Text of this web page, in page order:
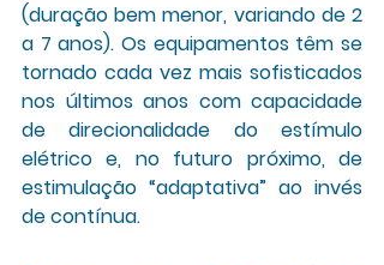
(duração bem menor, variando de 2
a 7 anos). Os equipamentos têm se
tornado cada vez mais sofisticados
nos últimos anos com capacidade
de direcionalidade do estímulo
elétrico e, no futuro próximo, de
estimulação “adaptativa” ao invés
de contínua.